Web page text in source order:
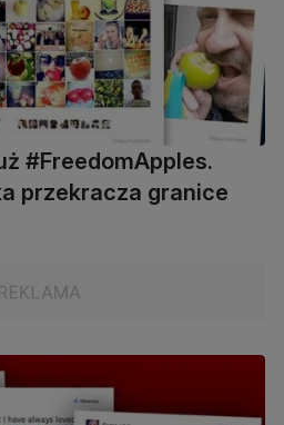
#FreedomApples.
przekracza granice